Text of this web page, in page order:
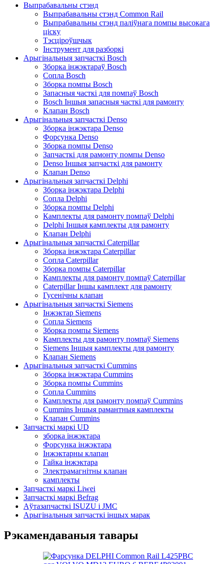
Выпрабавальны стэнд
Выпрабавальны стэнд Common Rail
Выпрабавальны стэнд паліўнага помпы высокага
ціску
Тэсціроўшчык
Інструмент для разборкі
Арыгінальныя запчасткі Bosch
Зборка інжэктараў Bosch
Сопла Bosch
Зборка помпы Bosch
Запасныя часткі для помпаў Bosch
Bosch Іншыя запасныя часткі для рамонту
Клапан Bosch
Арыгінальныя запчасткі Denso
Зборка інжэктара Denso
Форсунка Denso
Зборка помпы Denso
Запчасткі для рамонту помпы Denso
Denso Іншыя запчасткі для рамонту
Клапан Denso
Арыгінальныя запчасткі Delphi
Зборка інжэктара Delphi
Сопла Delphi
Зборка помпы Delphi
Камплекты для рамонту помпаў Delphi
Delphi Іншыя камплекты для рамонту
Клапан Delphi
Арыгінальныя запчасткі Caterpillar
Зборка інжэктара Caterpillar
Сопла Caterpillar
Зборка помпы Caterpillar
Камплекты для рамонту помпаў Caterpillar
Caterpillar Іншы камплект для рамонту
Гусенічны клапан
Арыгінальныя запчасткі Siemens
Інжэктар Siemens
Сопла Siemens
Зборка помпы Siemens
Камплекты для рамонту помпаў Siemens
Siemens Іншыя камплекты для рамонту
Клапан Siemens
Арыгінальныя запчасткі Cummins
Зборка інжэктара Cummins
Зборка помпы Cummins
Сопла Cummins
Камплекты для рамонту помпаў Cummins
Cummins Іншыя рамантныя камплекты
Клапан Cummins
Запчасткі маркі UD
зборка інжэктара
Форсунка інжэктара
Інжэктарны клапан
Гайка інжэктара
Электрамагнітны клапан
камплекты
Запчасткі маркі Liwei
Запчасткі маркі Befrag
Аўтазапчасткі ISUZU і JMC
Арыгінальныя запчасткі іншых марак
Рэкамендаваныя тавары